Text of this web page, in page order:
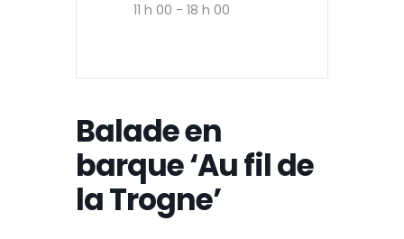
11 h 00 - 18 h 00
Balade en
barque ‘Au fil de
la Trogne’